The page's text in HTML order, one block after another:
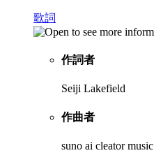
歌詞
作詞者
Seiji Lakefield
作曲者
suno ai cleator